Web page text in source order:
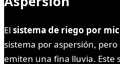
El sistema de riego por
sistema por aspersión,
emiten una fina lluvia. Este